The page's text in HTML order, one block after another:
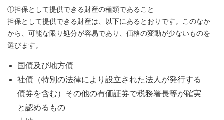
①担保として提供できる財産の種類であること
担保として提供できる財産は、以下にあるとおりです。このなか
から、可能な限り処分が容易であり、価格の変動が少ないものを
選びます。
国債及び地方債
社債（特別の法律により設立された法人が発行する
債券を含む）その他の有価証券で税務署長等が確実
と認めるもの